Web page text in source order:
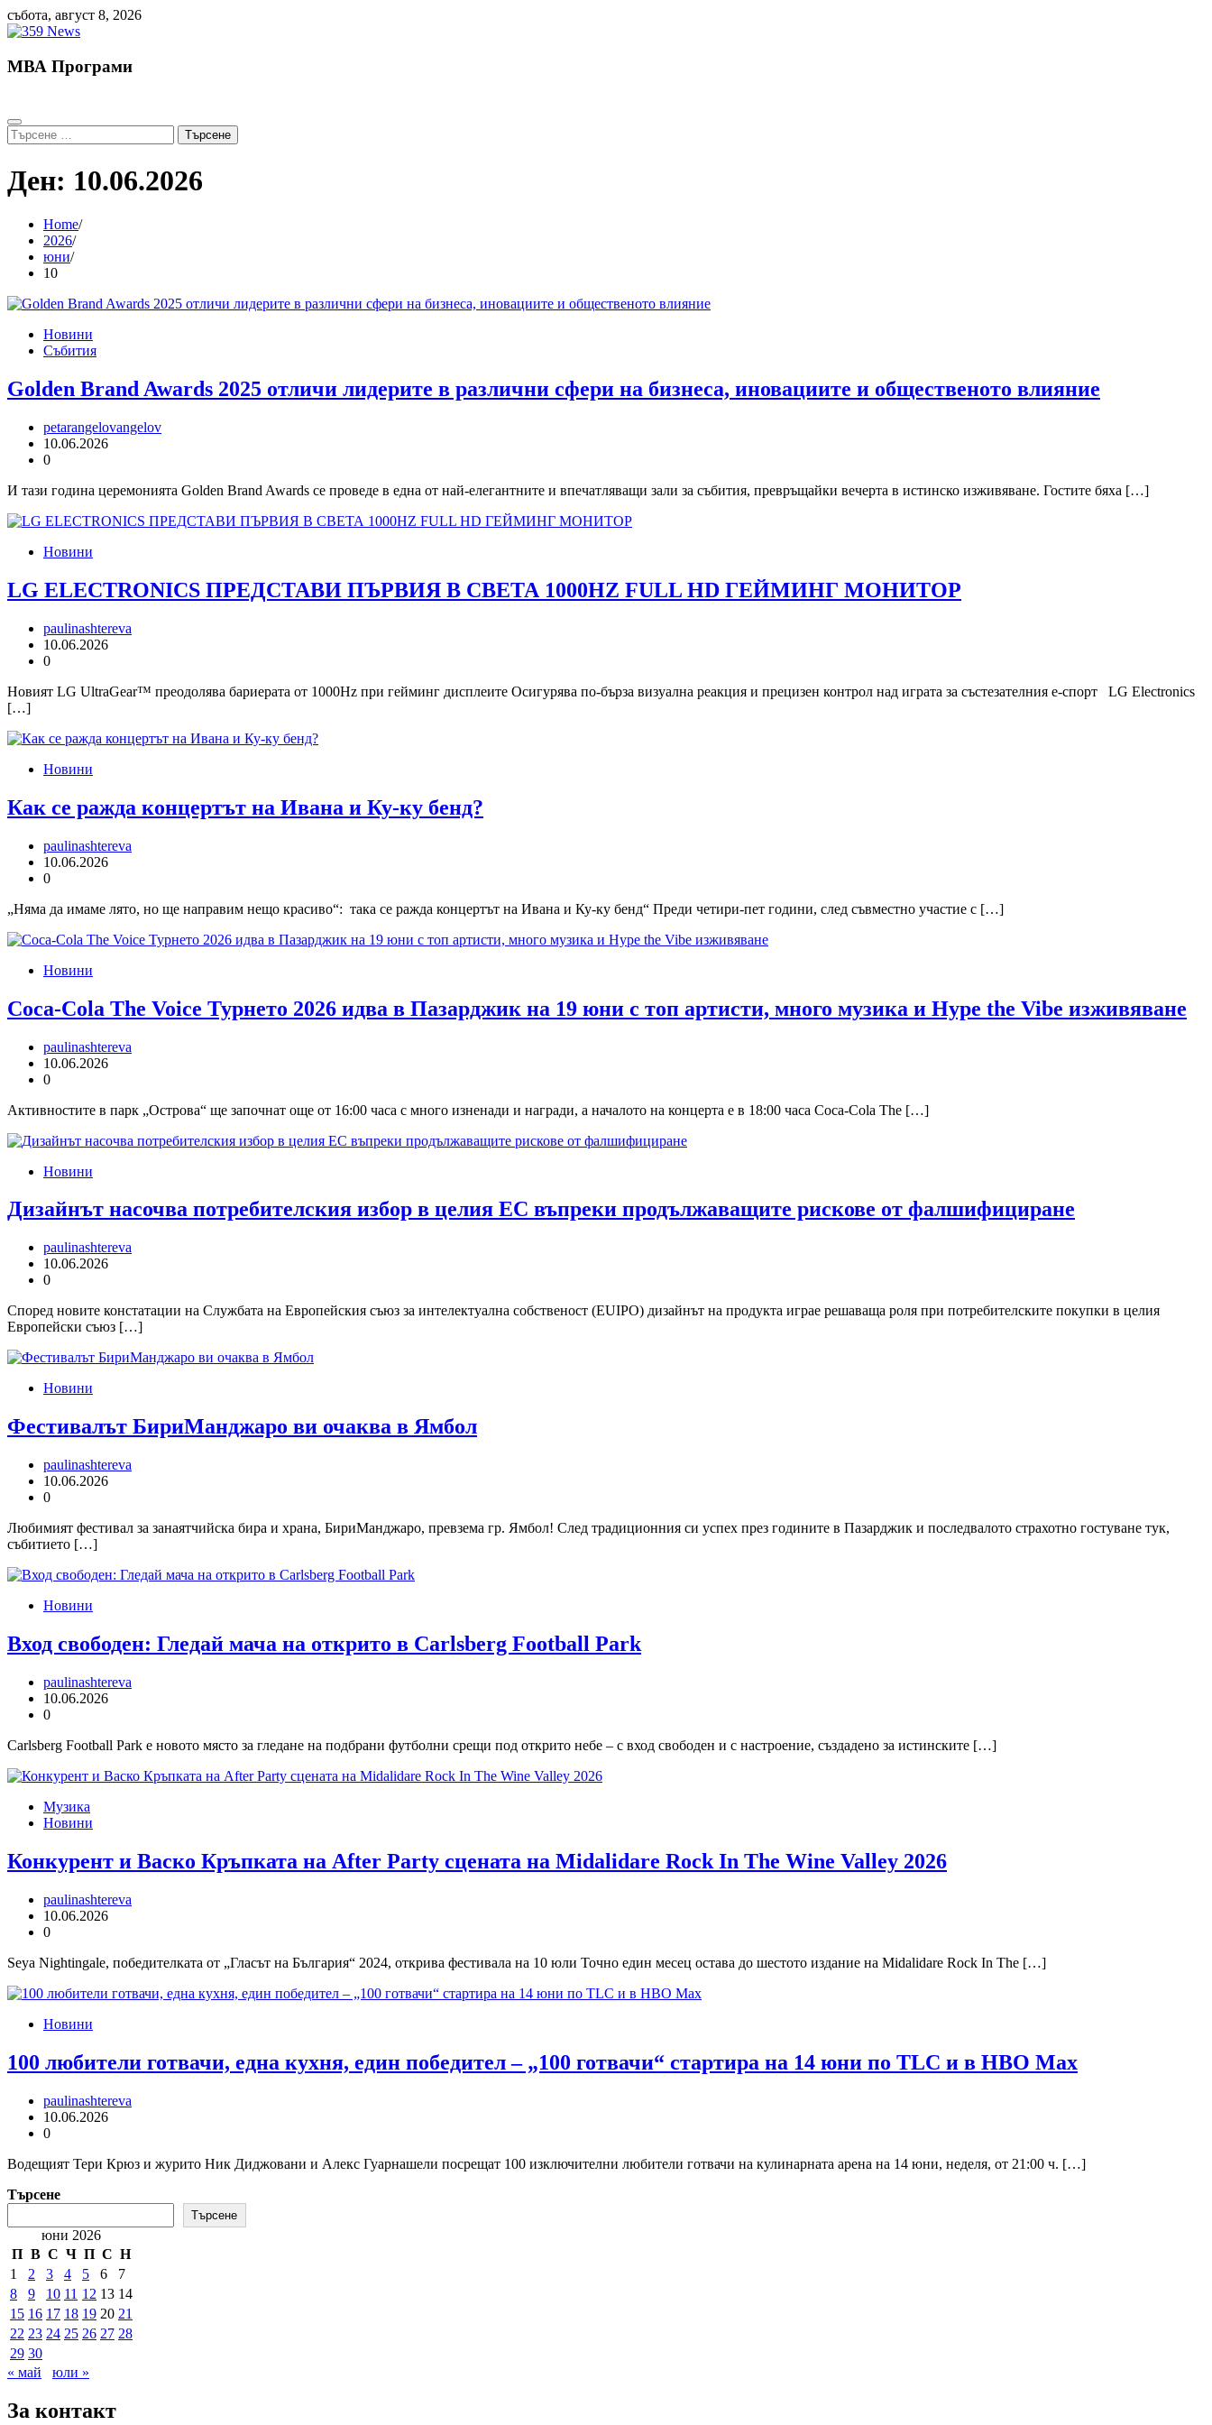
Skip
to
събота, август 8, 2026
МВА Програми
Търсене
за:
Ден: 10.06.2026
Home
2026
юни
10
Новини
Събития
Golden Brand Awards 2025 отличи лидерите в различни сфери на бизнеса, иновациите и общественото влияние
petarangelovangelov
10.06.2026
0
И тази година церемонията Golden Brand Awards се проведе в една от най-елегантните и впечатляващи зали за събития, превръщайки вечерта в истинско изживяване. Гостите бяха […]
Новини
LG ELECTRONICS ПРЕДСТАВИ ПЪРВИЯ В СВЕТА 1000HZ FULL HD ГЕЙМИНГ МОНИТОР
paulinashtereva
10.06.2026
0
Новият LG UltraGear™ преодолява бариерата от 1000Hz при гейминг дисплеите Осигурява по-бърза визуална реакция и прецизен контрол над играта за състезателния е-спорт LG Electronics
[…]
Новини
Как се ражда концертът на Ивана и Ку-ку бенд?
paulinashtereva
10.06.2026
0
„Няма да имаме лято, но ще направим нещо красиво“: така се ражда концертът на Ивана и Ку-ку бенд“ Преди четири-пет години, след съвместно участие с […]
Новини
Coca-Cola The Voice Турнето 2026 идва в Пазарджик на 19 юни с топ артисти, много музика и Hype the Vibe изживяване
paulinashtereva
10.06.2026
0
Активностите в парк „Острова“ ще започнат още от 16:00 часа с много изненади и награди, а началото на концерта е в 18:00 часа Coca-Cola The […]
Новини
Дизайнът насочва потребителския избор в целия ЕС въпреки продължаващите рискове от фалшифициране
paulinashtereva
10.06.2026
0
Според новите констатации на Службата на Европейския съюз за интелектуална собственост (EUIPO) дизайнът на продукта играе решаваща роля при потребителските покупки в целия
Европейски съюз […]
Новини
Фестивалът БириМанджаро ви очаква в Ямбол
paulinashtereva
10.06.2026
0
Любимият фестивал за занаятчийска бира и храна, БириМанджаро, превзема гр. Ямбол! След традиционния си успех през годините в Пазарджик и последвалото страхотно гостуване тук,
събитието […]
Новини
Вход свободен: Гледай мача на открито в Carlsberg Football Park
paulinashtereva
10.06.2026
0
Carlsberg Football Park е новото място за гледане на подбрани футболни срещи под открито небе – с вход свободен и с настроение, създадено за истинските […]
Музика
Новини
Конкурент и Васко Кръпката на After Party сцената на Midalidare Rock In The Wine Valley 2026
paulinashtereva
10.06.2026
0
Seya Nightingale, победителката от „Гласът на България“ 2024, открива фестивала на 10 юли Точно един месец остава до шестото издание на Midalidare Rock In The […]
Новини
100 любители готвачи, една кухня, един победител – „100 готвачи“ стартира на 14 юни по TLC и в HBO Max
paulinashtereva
10.06.2026
0
Водещият Тери Крюз и журито Ник Диджовани и Алекс Гуарнашели посрещат 100 изключителни любители готвачи на кулинарната арена на 14 юни, неделя, от 21:00 ч. […]
Търсене
Търсене
юни 2026
П В С Ч П С Н
1
2 3 4 5 6
7
8
9 10 11 12 13 14
15 16 17 18 19 20 21
22 23 24 25 26 27 28
29 30
« май
юли »
За контакт